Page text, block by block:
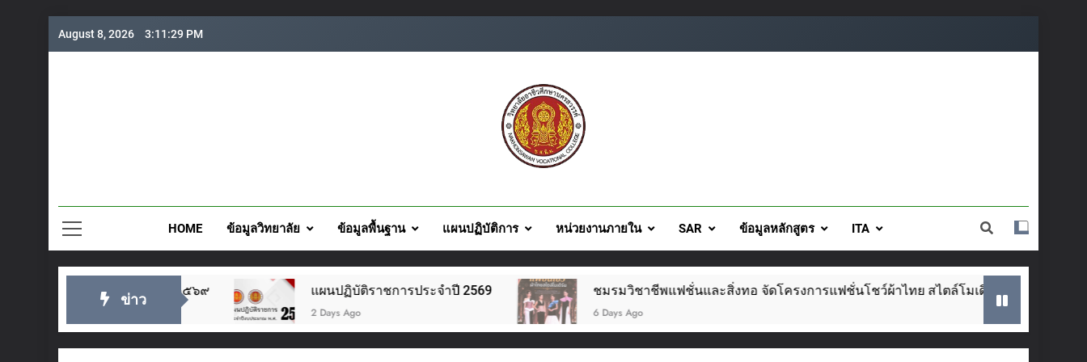
August 8, 2026 3:11:30 PM
HOME ข้อมูลวิทยาลัย ข้อมูลพื้นฐาน แผนปฏิบัติการ หน่วยงานภายใน SAR ข้อมูลหลักสูตร ITA
ข่าว
ว ๒๘ กรกฎาคม ๒๕๖๙ แผนปฏิบัติราชการประจำปี 2569
2 Days Ago
ชมรมวิชาชีพแฟชั่นและสิ่งทอ จัดโครงการแฟชั่นโชว์ผ้าไทย สไตล์โมเดิร์น วันที่ ๕ ส.ค. นี้
6 Days Ago